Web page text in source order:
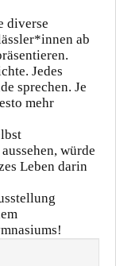
diverse
ab
Jedes
sprechen. Je
mehr
würde
Leben darin